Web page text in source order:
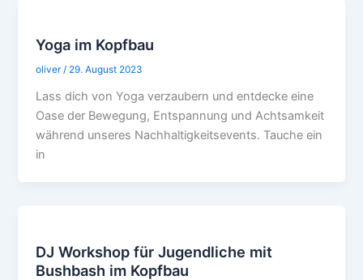
Yoga im Kopfbau
oliver/ 29. August 2023
Lass dich von Yoga verzaubern und entdecke eine
Oase der Bewegung, Entspannung und Achtsamkeit
während unseres Nachhaltigkeitsevents. Tauche ein
in
DJ Workshop für Jugendliche mit
Bushbash im Kopfbau